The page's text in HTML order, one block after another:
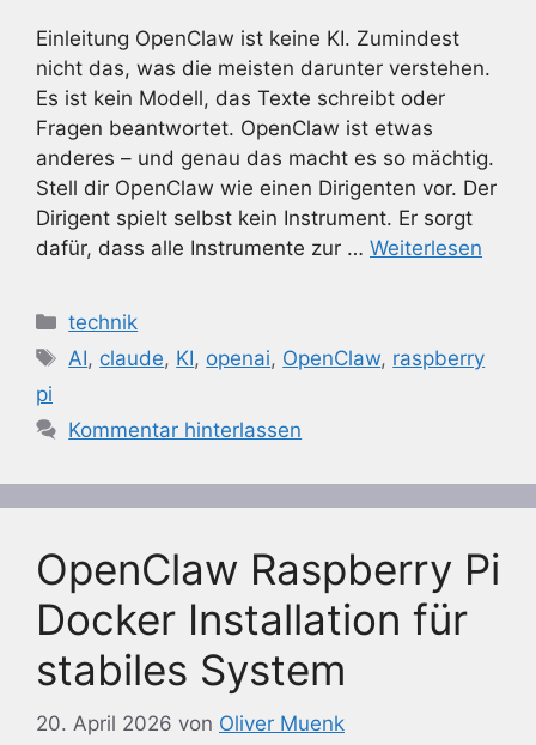
Einleitung OpenClaw ist keine KI. Zumindest
nicht das, was die meisten darunter verstehen.
Es ist kein Modell, das Texte schreibt oder
Fragen beantwortet. OpenClaw ist etwas
anderes – und genau das macht es so mächtig.
Stell dir OpenClaw wie einen Dirigenten vor. Der
Dirigent spielt selbst kein Instrument. Er sorgt
dafür, dass alle Instrumente zur … Weiterlesen
Kategorien
technik
Schlagwörter
AI, claude, KI, openai, OpenClaw, raspberry
pi
Kommentar hinterlassen
OpenClaw Raspberry Pi
Docker Installation für
stabiles System
20. April 2026 von Oliver Muenk